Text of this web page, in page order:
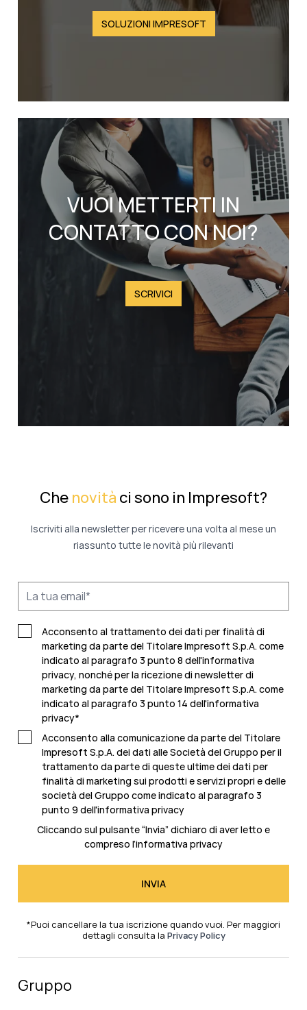
SOLUZIONI IMPRESOFT
VUOI METTERTI IN
CONTATTO CON NOI?
SCRIVICI
Che novità ci sono in Impresoft?
Iscriviti alla newsletter per ricevere una volta al mese un
riassunto tutte le novità più rilevanti
Acconsento al trattamento dei dati per finalità di
marketing da parte del Titolare Impresoft S.p.A. come
indicato al paragrafo 3 punto 8 dell'informativa
privacy, nonché per la ricezione di newsletter di
marketing da parte del Titolare Impresoft S.p.A. come
indicato al paragrafo 3 punto 14 dell'informativa
privacy*
Acconsento alla comunicazione da parte del Titolare
Impresoft S.p.A. dei dati alle Società del Gruppo per il
trattamento da parte di queste ultime dei dati per
finalità di marketing sui prodotti e servizi propri e delle
società del Gruppo come indicato al paragrafo 3
punto 9 dell'informativa privacy
Cliccando sul pulsante “Invia” dichiaro di aver letto e
compreso l’informativa privacy
*Puoi cancellare la tua iscrizione quando vuoi. Per maggiori
dettagli consulta la Privacy Policy
Gruppo